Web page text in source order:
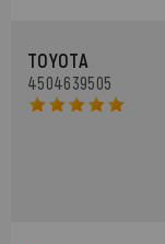
TOYOTA
4504639505